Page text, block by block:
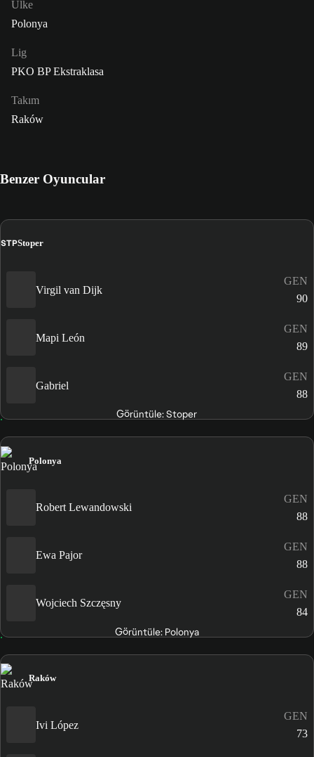
Ülke
Polonya
Lig
PKO BP Ekstraklasa
Takım
Raków
Benzer Oyuncular
STPStoper
Virgil van Dijk
GEN
90
Mapi León
GEN
89
Gabriel
GEN
88
Görüntüle: Stoper
Polonya
Robert Lewandowski
GEN
88
Ewa Pajor
GEN
88
Wojciech Szczęsny
GEN
84
Görüntüle: Polonya
Raków
Ivi López
GEN
73